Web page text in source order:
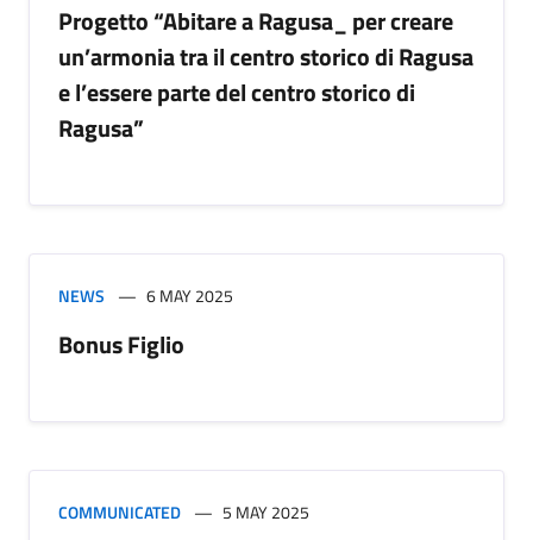
Progetto “Abitare a Ragusa_ per creare
un’armonia tra il centro storico di Ragusa
e l’essere parte del centro storico di
Ragusa”
NEWS 6 MAY 2025
Bonus Figlio
COMMUNICATED 5 MAY 2025